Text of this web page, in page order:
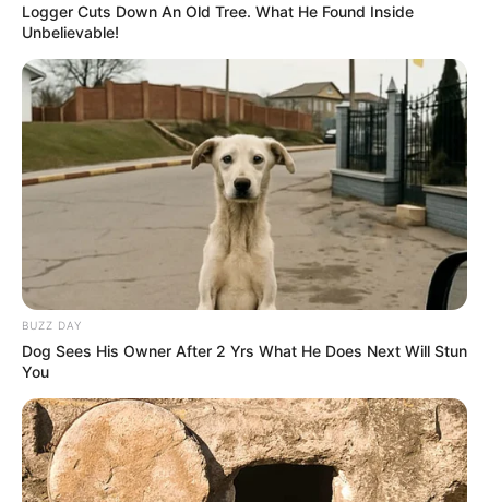
Logger Cuts Down An Old Tree. What He Found Inside
Unbelievable!
BUZZ DAY
Dog Sees His Owner After 2 Yrs What He Does Next Will Stun
You